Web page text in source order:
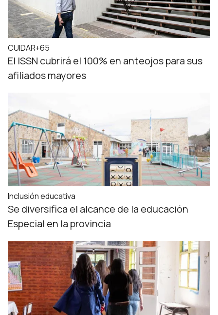
CUIDAR+65
El ISSN cubrirá el 100% en anteojos para sus
afiliados mayores
Inclusión educativa
Se diversifica el alcance de la educación
Especial en la provincia